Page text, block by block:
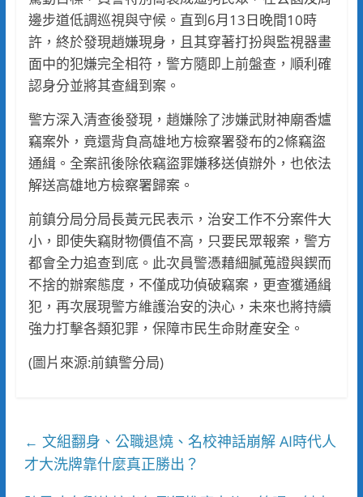
邊步道低調巡視與守候。直到6月13日晚間10時
許，終於發現趙嫌現身，且其穿著打扮與監視器畫
面中的犯嫌完全相符，警方隨即上前盤查，順利確
認身分並將其查緝到案。
警方深入清查後發現，趙嫌除了涉嫌武財神廟香爐
竊案外，竟還背負高雄地方檢察署發布的2條竊盜
通緝。全案訊後除依竊盜罪嫌移送偵辦外，也依法
解送高雄地方檢察署歸案。
前鎮分局分局長黃元民表示，治安工作不分案件大
小，即使失竊財物價值不高，只要民眾報案，警方
都會全力追查到底。此次員警憑藉細膩蒐證與鍥而
不捨的辦案態度，不僅成功偵破竊案，更查獲通緝
犯，再次展現警方維護治安的決心，未來也將持續
強力打擊各類犯罪，保障市民生命財產安全。
(圖片來源:前鎮警分局)
← 文組翻身、公職退燒、名校神話崩解 AI時代人
才大洗牌靠什麼真正勝出？